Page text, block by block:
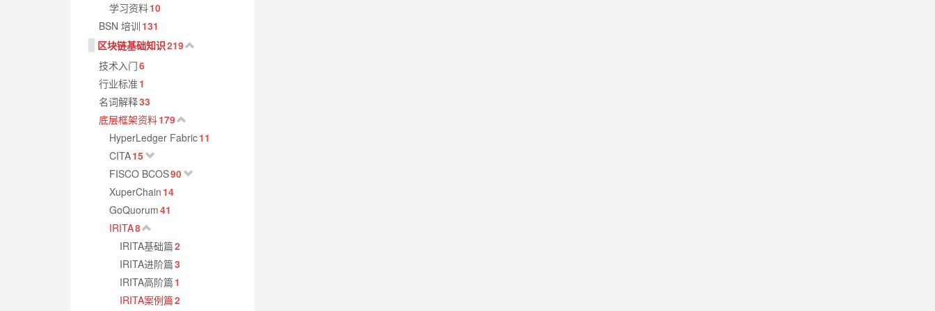
学习资料10
BSN 培训 131
区块链基础知识219
技术入门6
行业标准 1
名词解释33
底层框架资料179
HyperLedger Fabric11
CITA15
FISCO BCOS90
XuperChain 14
GoQuorum41
IRITA8
IRITA基础篇2
IRITA进阶篇3
IRITA高阶篇 1
IRITA案例篇2